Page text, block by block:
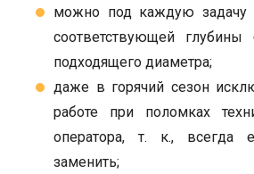
можно под каждую задачу
соответствующей
подходящего диаметра;
даже в горячий сезон
работе при поломках
оператора, т. к.,
заменить;